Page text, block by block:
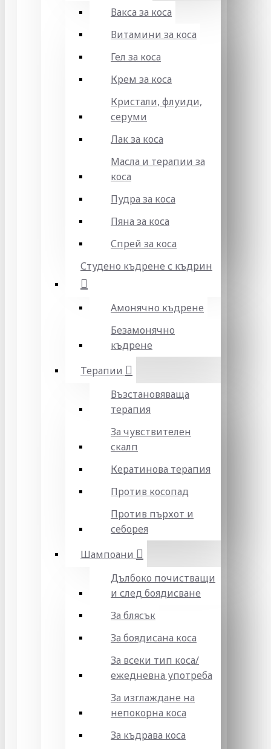
Вакса за коса
Витамини за коса
Гел за коса
Крем за коса
Кристали, флуиди,
серуми
Лак за коса
Масла и терапии за
коса
Пудра за коса
Пяна за коса
Спрей за коса
Студено къдрене с къдрин
Амонячно къдрене
Безамонячно
къдрене
Терапии
Възстановяваща
терапия
За чувствителен
скалп
Кератинова терапия
Против косопад
Против пърхот и
себорея
Шампоани
Дълбоко почистващи
и след боядисване
За блясък
За боядисана коса
За всеки тип коса/
ежедневна употреба
За изглаждане на
непокорна коса
За къдрава коса